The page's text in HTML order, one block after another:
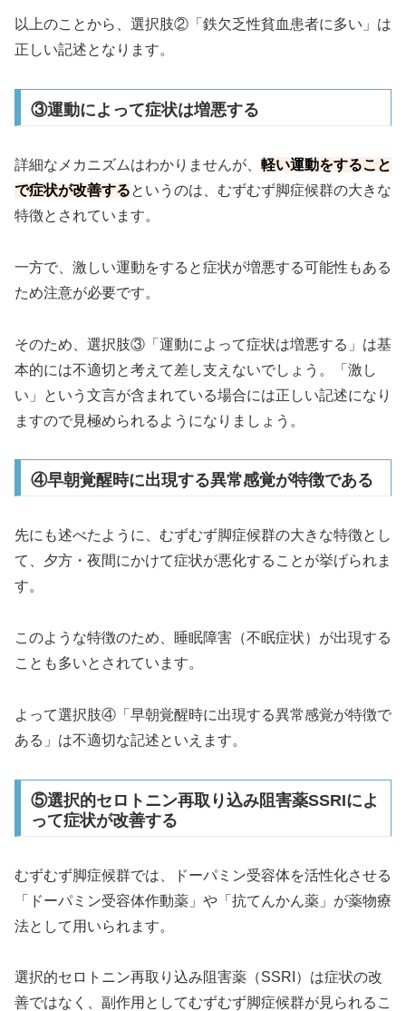
以上のことから、選択肢②「鉄欠乏性貧血患者に多い」は
正しい記述となります。
③運動によって症状は増悪する
詳細なメカニズムはわかりませんが、 軽い運動をすること
で症状が改善するというのは、むずむず脚症候群の大きな
特徴とされています。
一方で、激しい運動をすると症状が増悪する可能性もある
ため注意が必要です。
そのため、選択肢③「運動によって症状は増悪する」は基
本的には不適切と考えて差し支えないでしょう。「激し
い」という文言が含まれている場合には正しい記述になり
ますので見極められるようになりましょう。
④早朝覚醒時に出現する異常感覚が特徴である
先にも述べたように、むずむず脚症候群の大きな特徴とし
て、夕方・夜間にかけて症状が悪化することが挙げられま
す。
このような特徴のため、睡眠障害（不眠症状）が出現する
ことも多いとされています。
よって選択肢④「早朝覚醒時に出現する異常感覚が特徴で
ある」は不適切な記述といえます。
⑤選択的セロトニン再取り込み阻害薬SSRIによ
って症状が改善する
むずむず脚症候群では、ドーパミン受容体を活性化させる
「ドーパミン受容体作動薬」や「抗てんかん薬」が薬物療
法として用いられます。
選択的セロトニン再取り込み阻害薬（SSRI）は症状の改
善ではなく、副作用としてむずむず脚症候群が見られるこ